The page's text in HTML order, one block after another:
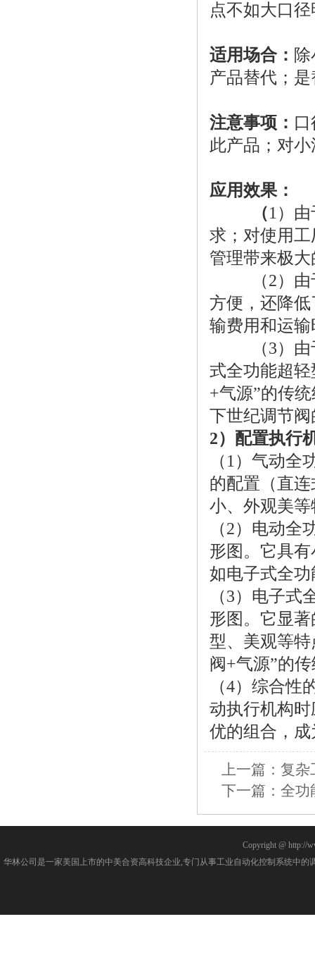
点不如大口
适用场合：
产品替代；
注意事项：
此产品；对
应用效果：
（1）
求；对使用
管理带来极
（2）由于
方便，还降低
输费用和运
（3）由于
式全功能超
+气源”的传
下世纪调节
2）配置执行
（1）气动
的配置（直
小、外观美
（2）电动
形图。它具
如电子式全
（3）电子
形图。它显
型、美观等
阀+气源”的
（4）综合
动执行机构
优的组合，
上一篇： 复杂
下一篇： 全功
Copyright @ http://
华林公司是一家美国上市的中美合资高科技企业,专门从事工业自动化控制系统中